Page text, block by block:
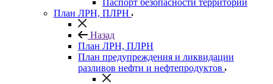
Паспорт безопасности территории
План ЛРН, ПЛРН
Назад
План ЛРН, ПЛРН
План предупреждения и ликвидации
разливов нефти и нефтепродуктов